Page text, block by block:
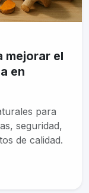
mejorar el
en
para
seguridad,
de calidad.